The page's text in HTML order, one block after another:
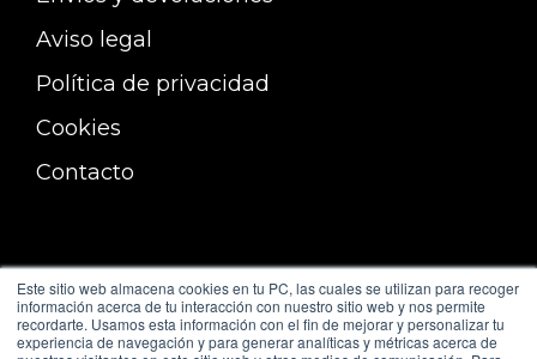
Este sitio web almacena cookies en tu PC, las cuales se utilizan para recoger
información acerca de tu interacción con nuestro sitio web y nos permite
recordarte. Usamos esta información con el fin de mejorar y personalizar tu
experiencia de navegación y para generar analíticas y métricas acerca de
Aviso legal
Política de privacidad
Cookies
Contacto